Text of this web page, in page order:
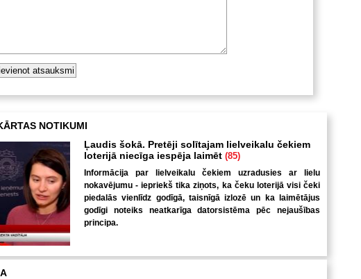
NOTIKUMI
Ļaudis šokā. Pretēji solītajam lielveikalu čekiem
loterijā niecīga iespēja laimēt (85)
Informācija par lielveikalu čekiem uzradusies ar lielu
nokavējumu - iepriekš tika ziņots, ka čeku loterijā visi čeki
piedalās vienlīdz godīgā, taisnīgā izlozē un ka laimētājus
godīgi noteiks neatkarīga datorsistēma pēc nejaušības
principa.